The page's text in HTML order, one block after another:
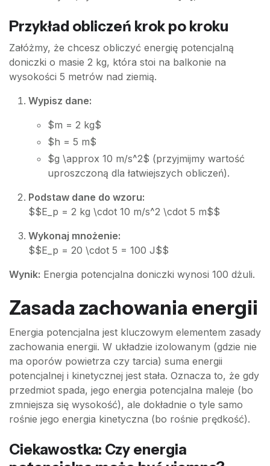
Przykład obliczeń krok po kroku
Załóżmy, że chcesz obliczyć energię potencjalną
doniczki o masie 2 kg, która stoi na balkonie na
wysokości 5 metrów nad ziemią.
Wypisz dane:
$m = 2 kg$
$h = 5 m$
$g \approx 10 m/s^2$ (przyjmijmy wartość
uproszczoną dla łatwiejszych obliczeń).
Podstaw dane do wzoru:
$$E_p = 2 kg \cdot 10 m/s^2 \cdot 5 m$$
Wykonaj mnożenie:
$$E_p = 20 \cdot 5 = 100 J$$
Wynik: Energia potencjalna doniczki wynosi 100 dżuli.
Zasada zachowania energii
Energia potencjalna jest kluczowym elementem zasady
zachowania energii. W układzie izolowanym (gdzie nie
ma oporów powietrza czy tarcia) suma energii
potencjalnej i kinetycznej jest stała. Oznacza to, że gdy
przedmiot spada, jego energia potencjalna maleje (bo
zmniejsza się wysokość), ale dokładnie o tyle samo
rośnie jego energia kinetyczna (bo rośnie prędkość).
Ciekawostka: Czy energia